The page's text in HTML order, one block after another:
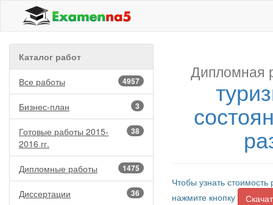
Каталог работ
4957
Все работы
3
Бизнес-план
38
Готовые работы 2015-
2016 гг.
1475
Дипломные работы
36
Диссертации
Дипломная
Чтобы узнать
нажмите кнопку